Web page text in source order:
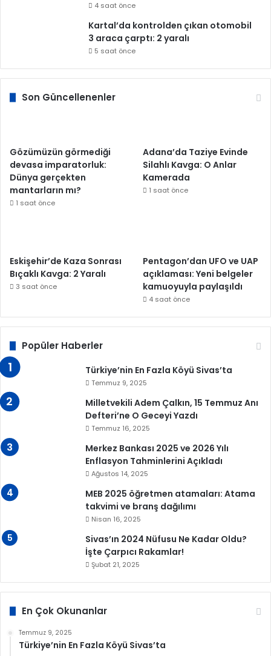
4 saat önce
Kartal’da kontrolden çıkan otomobil
3 araca çarptı: 2 yaralı
5 saat önce
Son Güncellenenler
Gözümüzün görmediği
devasa imparatorluk:
Dünya gerçekten
mantarların mı?
1 saat önce
Adana’da Taziye Evinde
Silahlı Kavga: O Anlar
Kamerada
1 saat önce
Eskişehir’de Kaza Sonrası
Bıçaklı Kavga: 2 Yaralı
3 saat önce
Pentagon’dan UFO ve UAP
açıklaması: Yeni belgeler
kamuoyuyla paylaşıldı
4 saat önce
Popüler Haberler
Türkiye’nin En Fazla Köyü Sivas’ta
Temmuz 9, 2025
Milletvekili Adem Çalkın, 15 Temmuz Anı
Defteri’ne O Geceyi Yazdı
Temmuz 16, 2025
Merkez Bankası 2025 ve 2026 Yılı
Enflasyon Tahminlerini Açıkladı
Ağustos 14, 2025
MEB 2025 öğretmen atamaları: Atama
takvimi ve branş dağılımı
Nisan 16, 2025
Sivas’ın 2024 Nüfusu Ne Kadar Oldu?
İşte Çarpıcı Rakamlar!
Şubat 21, 2025
En Çok Okunanlar
Temmuz 9, 2025
Türkiye’nin En Fazla Köyü Sivas’ta